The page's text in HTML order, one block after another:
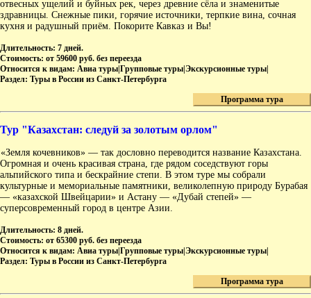
отвесных ущелий и буйных рек, через древние сёла и знаменитые
здравницы. Снежные пики, горячие источники, терпкие вина, сочная
кухня и радушный приём. Покорите Кавказ и Вы!
Длительность: 7 дней.
Стоимость: от 59600 руб. без переезда
Относится к видам: Авиа туры|Групповые туры|Экскурсионные туры|
Раздел: Туры в России из Санкт-Петербурга
Программа тура
Тур "Казахстан: следуй за золотым орлом"
«Земля кочевников» — так дословно переводится название Казахстана.
Огромная и очень красивая страна, где рядом соседствуют горы
альпийского типа и бескрайние степи. В этом туре мы собрали
культурные и мемориальные памятники, великолепную природу Бурабая
— «казахской Швейцарии» и Астану — «Дубай степей» —
суперсовременный город в центре Азии.
Длительность: 8 дней.
Стоимость: от 65300 руб. без переезда
Относится к видам: Авиа туры|Групповые туры|Экскурсионные туры|
Раздел: Туры в России из Санкт-Петербурга
Программа тура